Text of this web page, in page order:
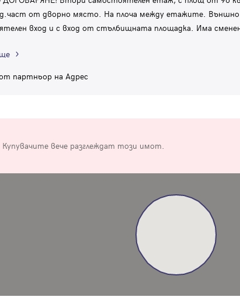
от дворно място. На плоча между етажите.
вход и с вход от стълбищната площадка. Има
партньор на Адрес
Купувачите вече разглеждат този имот.